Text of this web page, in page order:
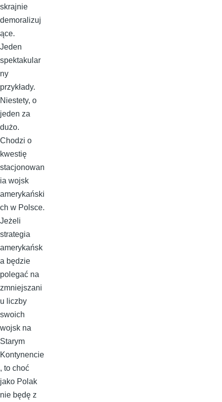
skrajnie
demoralizuj
ące.
Jeden
spektakular
ny
przykłady.
Niestety, o
jeden za
dużo.
Chodzi o
kwestię
stacjonowan
ia wojsk
amerykański
ch w Polsce.
Jeżeli
strategia
amerykańsk
a będzie
polegać na
zmniejszani
u liczby
swoich
wojsk na
Starym
Kontynencie
, to choć
jako Polak
nie będę z